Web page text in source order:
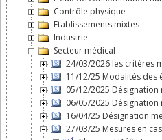
Contrôle physique
Etablissements mixtes
Industrie
Secteur médical
24/03/2026 les critères
11/12/25 Modalités des
05/12/2025 Désignation
06/05/2025 Désignation
16/04/25 Désignation
27/03/25 Mesures en